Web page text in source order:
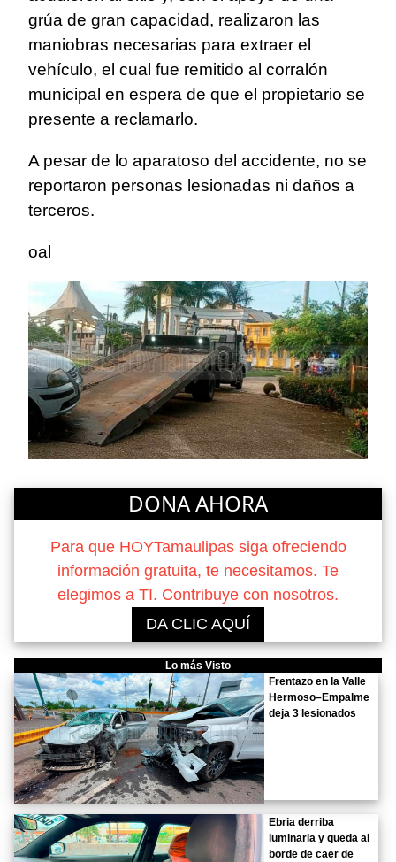
grúa de gran capacidad, realizaron las
maniobras necesarias para extraer el
vehículo, el cual fue remitido al corralón
municipal en espera de que el propietario se
presente a reclamarlo.
A pesar de lo aparatoso del accidente, no se
reportaron personas lesionadas ni daños a
terceros.
oal
DONA AHORA
Para que HOYTamaulipas siga ofreciendo
información gratuita, te necesitamos. Te
elegimos a TI. Contribuye con nosotros.
DA CLIC AQUÍ
Lo más Visto
Frentazo en la Valle
Hermoso–Empalme
deja 3 lesionados
Ebria derriba
luminaria y queda al
borde de caer de